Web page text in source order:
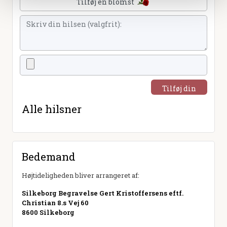
Tilføj din
Alle hilsner
Bedemand
Højtideligheden bliver arrangeret af:
Silkeborg Begravelse Gert Kristoffersens eftf.
Christian 8.s Vej 60
8600 Silkeborg